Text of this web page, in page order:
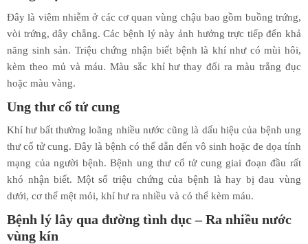
Đây là viêm nhiễm ở các cơ quan vùng chậu bao gồm buồng trứng,
vòi trứng, dây chằng. Các bệnh lý này ảnh hưởng trực tiếp đến khả
năng sinh sản. Triệu chứng nhận biết bệnh là khí như có mùi hôi,
kèm theo mủ và máu. Màu sắc khí hư thay đổi ra màu trắng đục
hoặc màu vàng.
Ung thư cổ tử cung
Khí hư bất thường loãng nhiều nước cũng là dấu hiệu của bệnh ung
thư cổ tử cung. Đây là bệnh có thể dẫn đến vô sinh hoặc đe dọa tính
mạng của người bệnh. Bệnh ung thư cổ tử cung giai đoạn đầu rất
khó nhận biết. Một số triệu chứng của bệnh là hay bị đau vùng
dưới, cơ thể mệt mỏi, khí hư ra nhiều và có thể kèm máu.
Bệnh lý lây qua đường tình dục – Ra nhiều nước
vùng kín